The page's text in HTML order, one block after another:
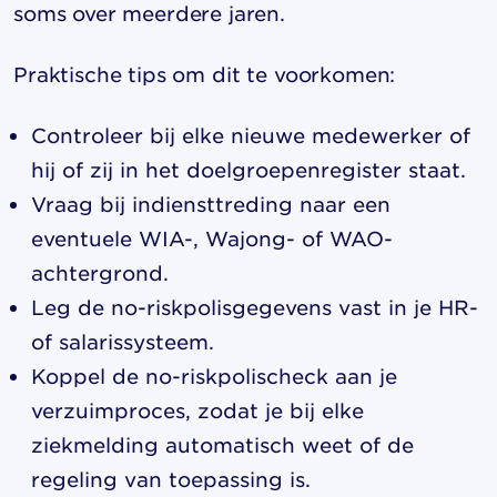
soms over meerdere jaren.
Praktische tips om dit te voorkomen:
Controleer bij elke nieuwe medewerker of
hij of zij in het doelgroepenregister staat.
Vraag bij indiensttreding naar een
eventuele WIA-, Wajong- of WAO-
achtergrond.
Leg de no-riskpolisgegevens vast in je HR-
of salarissysteem.
Koppel de no-riskpolischeck aan je
verzuimproces, zodat je bij elke
ziekmelding automatisch weet of de
regeling van toepassing is.